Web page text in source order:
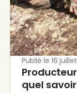
Publié le 16
quel